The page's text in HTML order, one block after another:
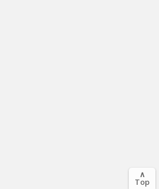
∧
Top